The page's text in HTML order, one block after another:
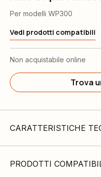
Per modelli WP300
Vedi prodotti compatibili
Non acquistabile online
Trova
CARATTERISTICHE
PRODOTTI